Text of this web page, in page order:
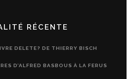
RÉCENTE
DELETE? DE THIERRY BISCH
D’ALFRED BASBOUS À LA FERUS